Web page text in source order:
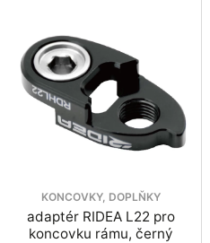
KONCOVKY, DOPLŇKY
adaptér RIDEA L22 pro
koncovku rámu, černý